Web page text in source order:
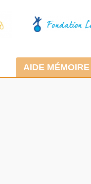
AIDE MÉMOIRE